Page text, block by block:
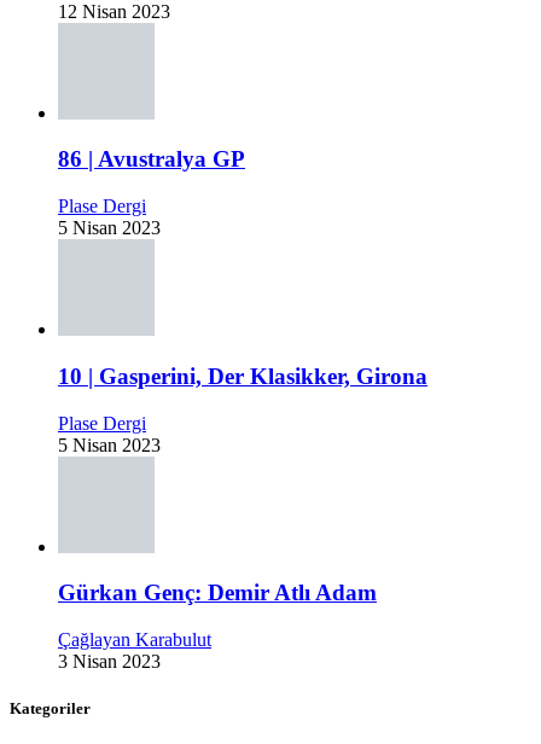
12 Nisan 2023
86 | Avustralya GP
Plase Dergi
5 Nisan 2023
10 | Gasperini, Der Klasikker, Girona
Plase Dergi
5 Nisan 2023
Gürkan Genç: Demir Atlı Adam
Çağlayan Karabulut
3 Nisan 2023
Kategoriler